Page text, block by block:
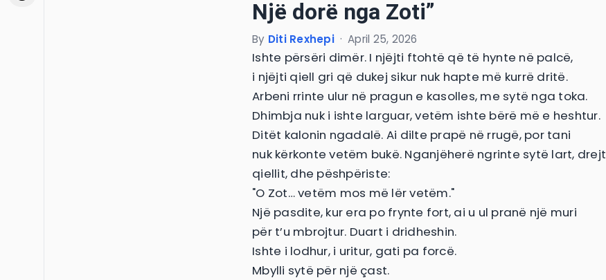
Një dorë nga Zoti”
By Diti Rexhepi · April 25, 2026
Ishte përsëri dimër. I njëjti ftohtë që të hynte në palcë,
i njëjti qiell gri që dukej sikur nuk hapte më kurrë dritë.
Arbeni rrinte ulur në pragun e kasolles, me sytë nga toka.
Dhimbja nuk i ishte larguar, vetëm ishte bërë më e heshtur.
Ditët kalonin ngadalë. Ai dilte prapë në rrugë, por tani
nuk kërkonte vetëm bukë. Nganjëherë ngrinte sytë lart, drejt
qiellit, dhe pëshpëriste:
"O Zot… vetëm mos më lër vetëm."
Një pasdite, kur era po frynte fort, ai u ul pranë një muri
për t’u mbrojtur. Duart i dridheshin.
Ishte i lodhur, i uritur, gati pa forcë.
Mbylli sytë për një çast.